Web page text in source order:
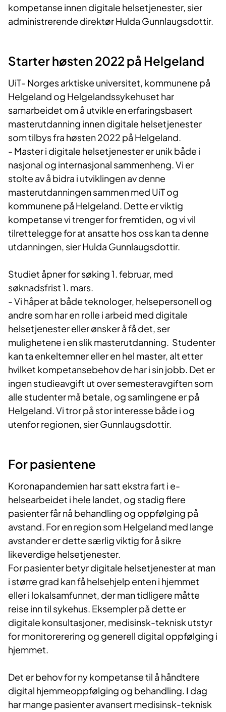
kompetanse innen digitale helsetjenester, sier
administrerende direktør Hulda Gunnlaugsdottir.
Starter høsten 2022 på Helgeland
UiT- Norges arktiske universitet, kommunene på
Helgeland og Helgelandssykehuset har
samarbeidet om å utvikle en erfaringsbasert
masterutdanning innen digitale helsetjenester
som tilbys fra høsten 2022 på Helgeland.
- Master i digitale helsetjenester er unik både i
nasjonal og internasjonal sammenheng. Vi er
stolte av å bidra i utviklingen av denne
masterutdanningen sammen med UiT og
kommunene på Helgeland. Dette er viktig
kompetanse vi trenger for fremtiden, og vi vil
tilrettelegge for at ansatte hos oss kan ta denne
utdanningen, sier Hulda Gunnlaugsdottir.
Studiet åpner for søking 1. februar, med
søknadsfrist 1. mars.
- Vi håper at både teknologer, helsepersonell og
andre som har en rolle i arbeid med digitale
helsetjenester eller ønsker å få det, ser
mulighetene i en slik masterutdanning. Studenter
kan ta enkeltemner eller en hel master, alt etter
hvilket kompetansebehov de har i sin jobb. Det er
ingen studieavgift ut over semesteravgiften som
alle studenter må betale, og samlingene er på
Helgeland. Vi tror på stor interesse både i og
utenfor regionen, sier Gunnlaugsdottir.
For pasientene
Koronapandemien har satt ekstra fart i e-
helsearbeidet i hele landet, og stadig flere
pasienter får nå behandling og oppfølging på
avstand. For en region som Helgeland med lange
avstander er dette særlig viktig for å sikre
likeverdige helsetjenester.
For pasienter betyr digitale helsetjenester at man
i større grad kan få helsehjelp enten i hjemmet
eller i lokalsamfunnet, der man tidligere måtte
reise inn til sykehus. Eksempler på dette er
digitale konsultasjoner, medisinsk-teknisk utstyr
for monitorerering og generell digital oppfølging i
hjemmet.
Det er behov for ny kompetanse til å håndtere
digital hjemmeoppfølging og behandling. I dag
har mange pasienter avansert medisinsk-teknisk